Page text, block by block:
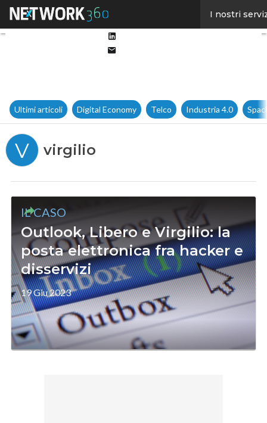
I nostri
Ultimi articoli Digital Economy Telco Industria 4.0
V virgilio
IL CASO
Outlook, Libero e Virgilio: la
posta elettronica fra hacker e
disservizi
19 Giu 2023